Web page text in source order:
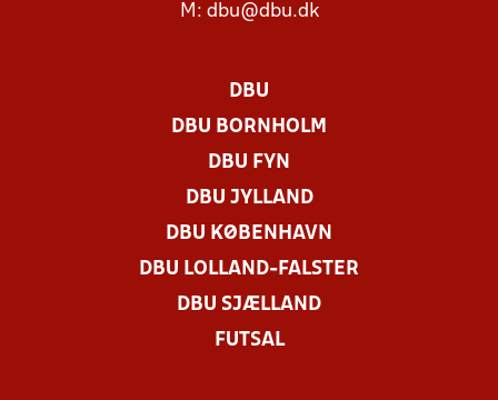
M: dbu@dbu.dk
DBU
DBU BORNHOLM
DBU FYN
DBU JYLLAND
DBU KØBENHAVN
DBU LOLLAND-FALSTER
DBU SJÆLLAND
FUTSAL